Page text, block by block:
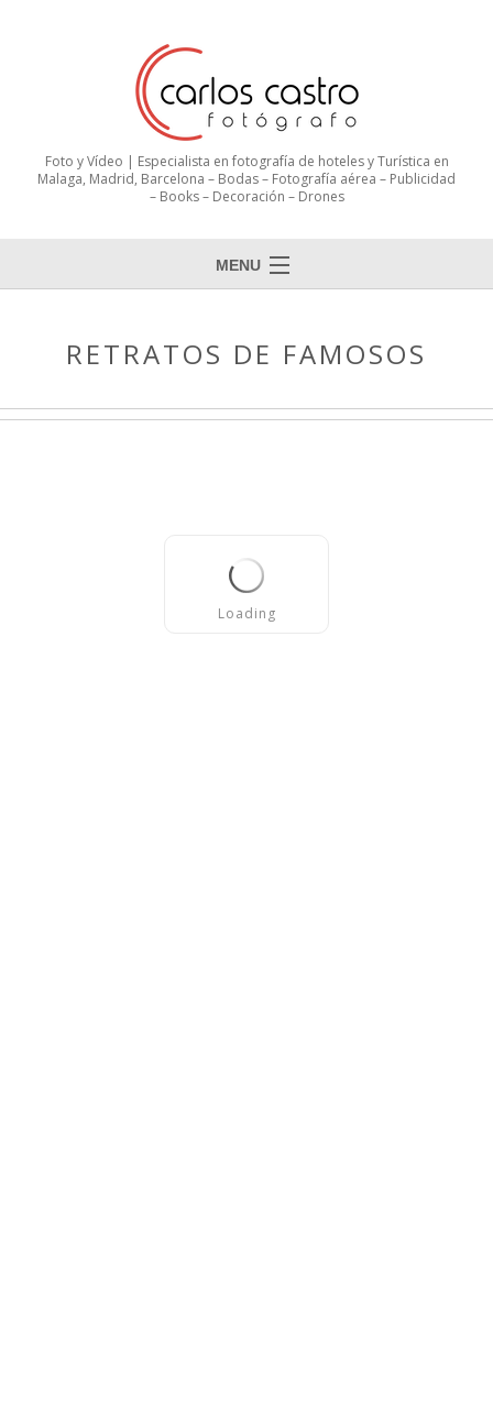
Foto y Vídeo | Especialista en fotografía de hoteles y Turística en
Malaga, Madrid, Barcelona – Bodas – Fotografía aérea – Publicidad
– Books – Decoración – Drones
MENU
RETRATOS DE FAMOSOS
Loading